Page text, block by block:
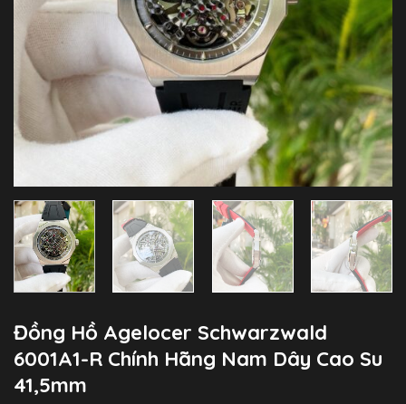
Đồng Hồ Agelocer Schwarzwald
6001A1-R Chính Hãng Nam Dây Cao Su
41,5mm